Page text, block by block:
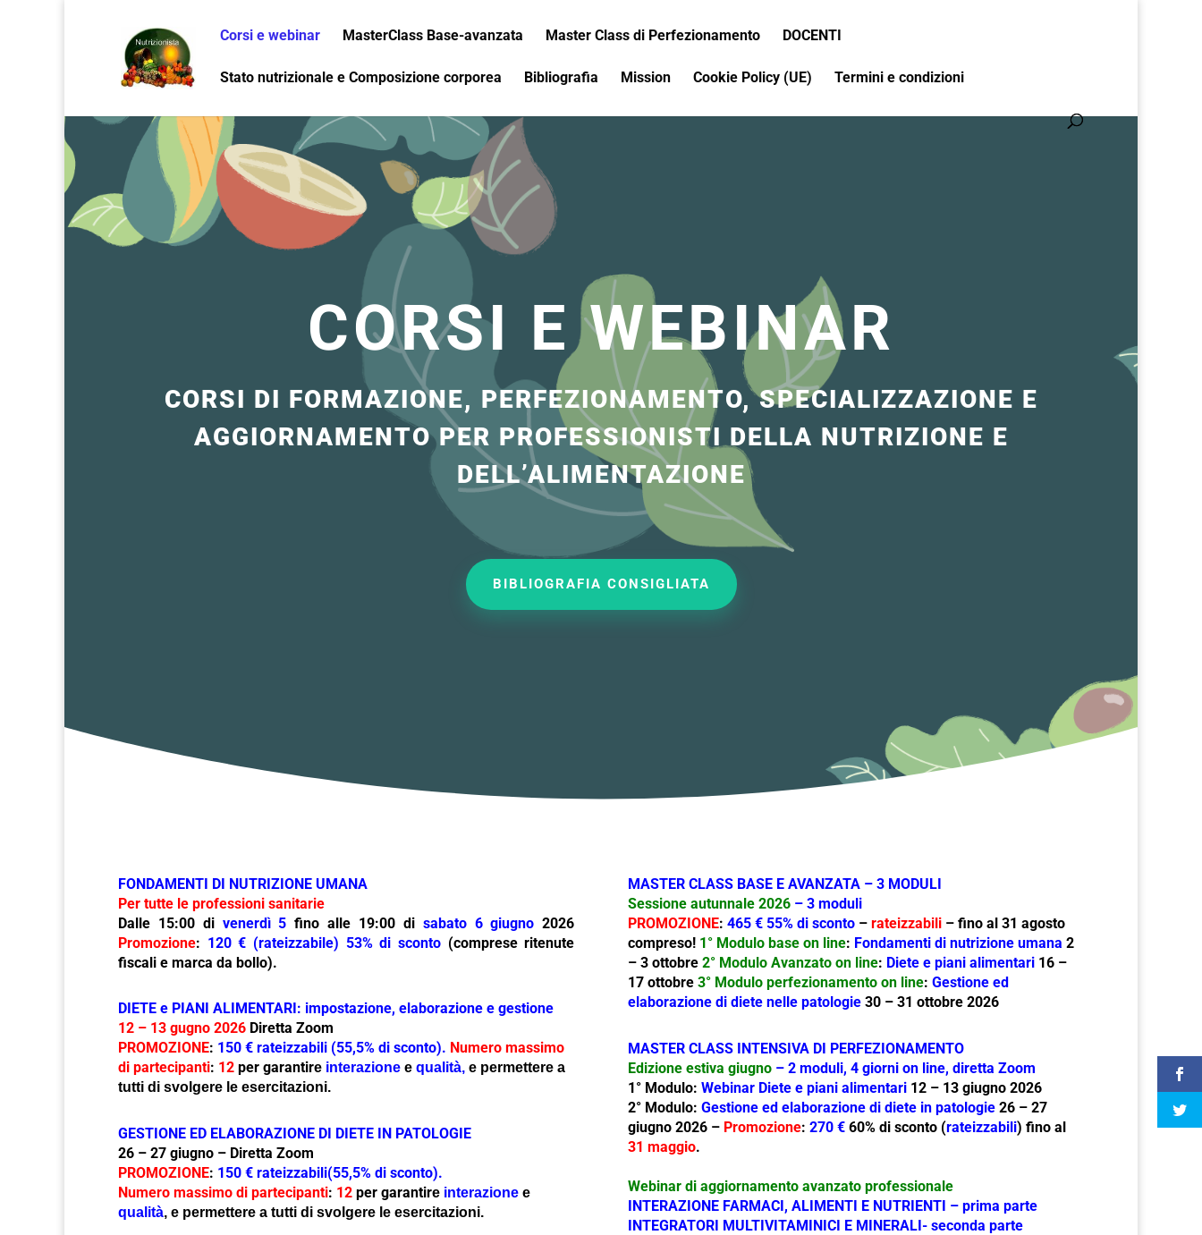
Corsi e webinar MasterClass Base-avanzata Master Class di Perfezionamento DOCENTI
Stato nutrizionale e Composizione corporea Bibliografia Mission Cookie Policy (UE) Termini e condizioni
CORSI E WEBINAR
CORSI DI FORMAZIONE, PERFEZIONAMENTO, SPECIALIZZAZIONE E
AGGIORNAMENTO PER PROFESSIONISTI DELLA NUTRIZIONE E
DELL’ALIMENTAZIONE
BIBLIOGRAFIA CONSIGLIATA
FONDAMENTI DI NUTRIZIONE UMANA
Per tutte le professioni sanitarie
Dalle 15:00 di venerdì 5fino alle 19:00 di sabato 6 giugno2026
Promozione: 120 € (rateizzabile) 53% di sconto(comprese ritenute
fiscali e marca da bollo).
DIETE e PIANI ALIMENTARI: impostazione, elaborazione e gestione
12 – 13 gugno 2026 Diretta Zoom
PROMOZIONE: 150 € rateizzabili (55,5% di sconto). Numero massimo
di partecipanti: 12 per garantire interazione e qualità, e permettere a
tutti di svolgere le esercitazioni.
GESTIONE ED ELABORAZIONE DI DIETE IN PATOLOGIE
26 – 27 giugno – Diretta Zoom
PROMOZIONE: 150 € rateizzabili(55,5% di sconto).
Numero massimo di partecipanti: 12 per garantire interazione e
qualità, e permettere a tutti di svolgere le esercitazioni.
MASTER CLASS BASE E AVANZATA – 3 MODULI
Sessione autunnale 2026 – 3 moduli
PROMOZIONE: 465 € 55% di sconto– rateizzabili– fino al 31 agosto
compreso! 1° Modulo base on line: Fondamenti di nutrizione umana 2
– 3 ottobre 2° Modulo Avanzato on line: Diete e piani alimentari16 –
17 ottobre 3° Modulo perfezionamento on line: Gestione ed
elaborazione di diete nelle patologie30 – 31 ottobre 2026
MASTER CLASS INTENSIVA DI PERFEZIONAMENTO
Edizione estiva giugno – 2 moduli, 4 giorni on line, diretta Zoom
1° Modulo: Webinar Diete e piani alimentari 12 – 13 giugno 2026
2° Modulo: Gestione ed elaborazione di diete in patologie 26 – 27
giugno 2026 – Promozione: 270 €60% di sconto (rateizzabili) fino al
31 maggio.
Webinar di aggiornamento avanzato professionale
INTERAZIONE FARMACI, ALIMENTI E NUTRIENTI – prima parte
INTEGRATORI MULTIVITAMINICI E MINERALI- seconda parte